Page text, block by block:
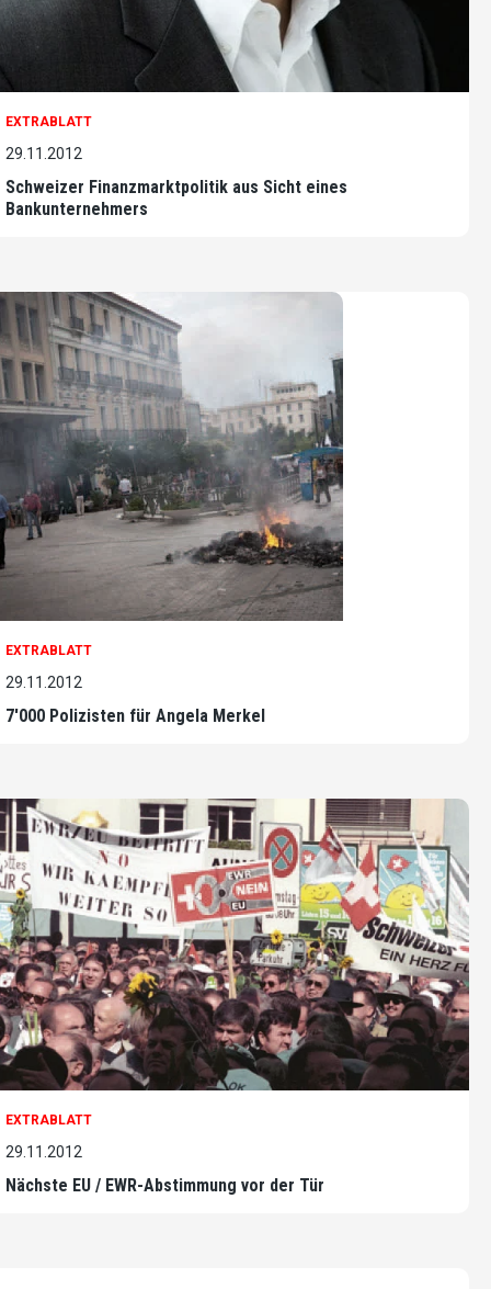
EXTRABLATT
29.11.2012
Schweizer Finanzmarktpolitik aus Sicht eines
Bankunternehmers
EXTRABLATT
29.11.2012
7'000 Polizisten für Angela Merkel
EXTRABLATT
29.11.2012
Nächste EU / EWR-Abstimmung vor der Tür